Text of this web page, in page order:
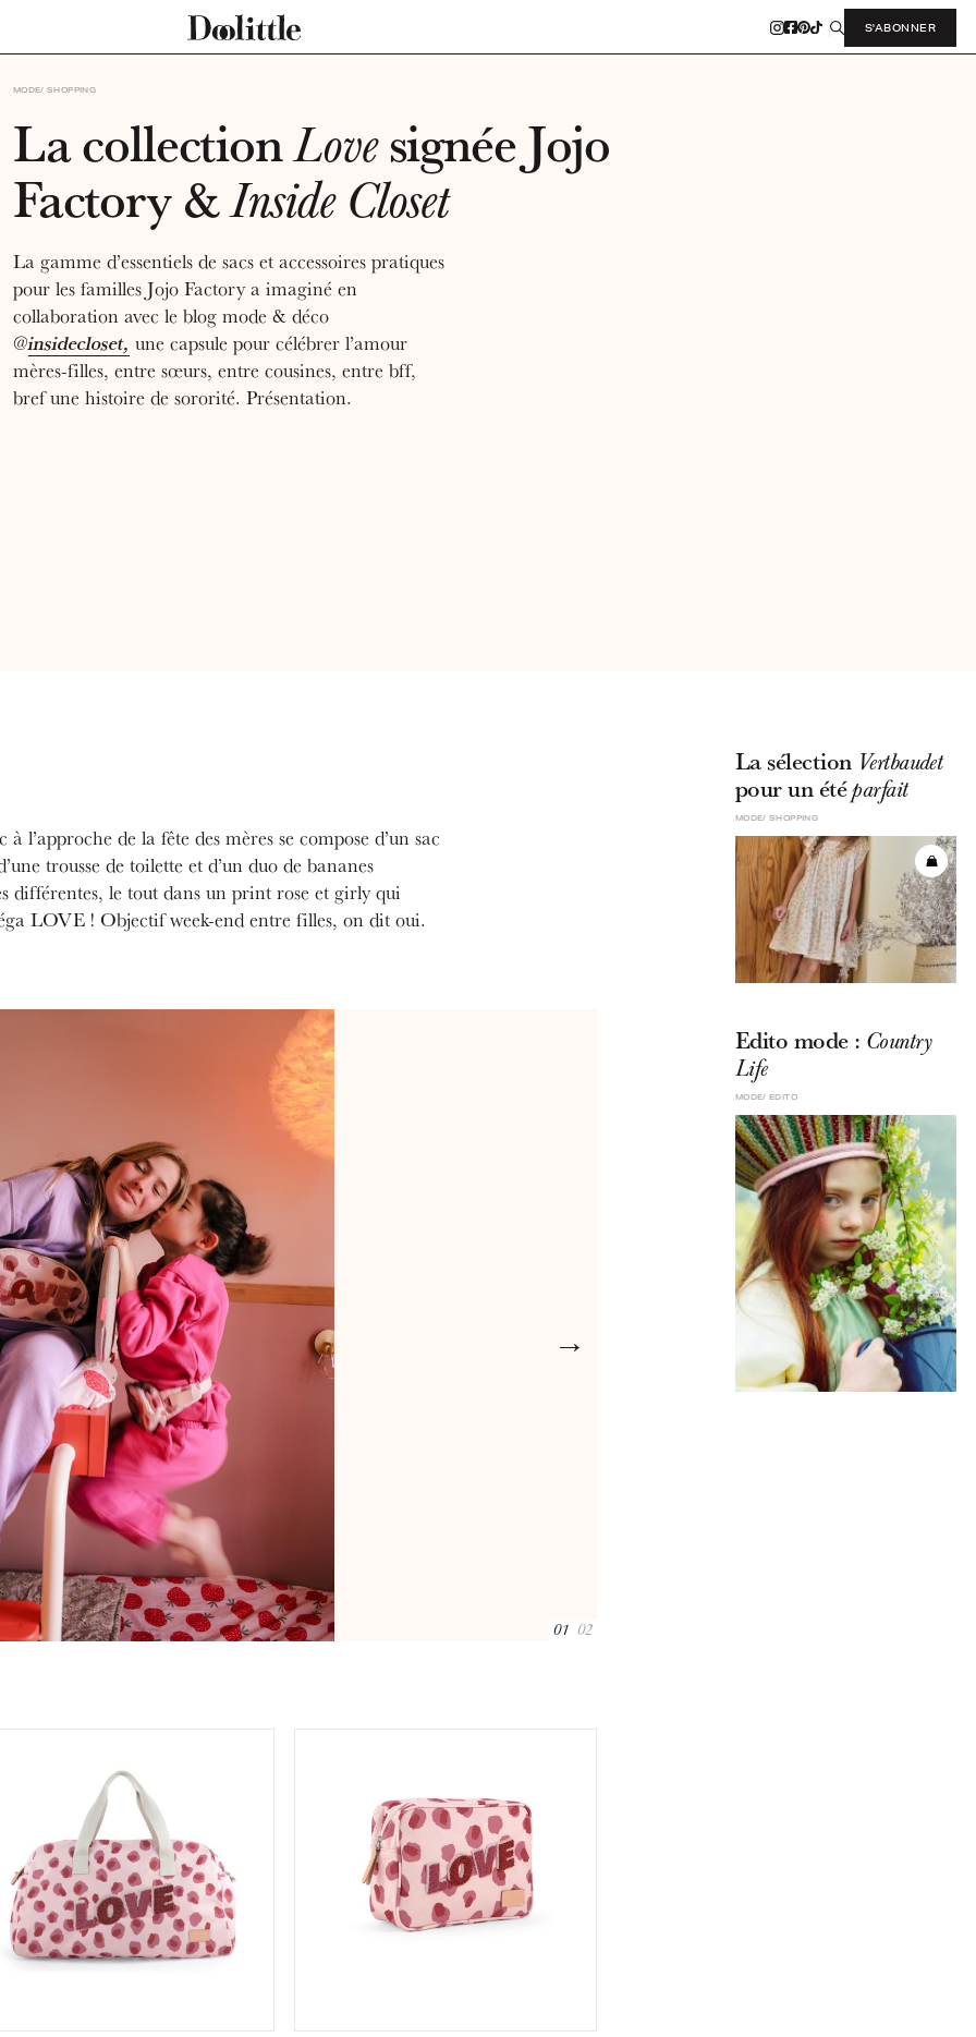
S'ABONNER
MODE SHOPPING
La collectionLovesignée Jojo
Factory &Inside Closet
La gamme d’essentiels de sacs et accessoires pratiques
pour les familles Jojo Factory a imaginé en
collaboration avec le blog mode & déco
@insidecloset, une capsule pour célébrer l’amour
mères-filles, entre sœurs, entre cousines, entre bff,
bref une histoire de sororité. Présentation.
l’approche de la fête des mères se compose d’un sac
trousse de toilette et d’un duo de bananes
différentes, le tout dans un print rose et girly qui
LOVE ! Objectif week-end entre filles, on dit oui.
→
01 02
La sélection Vertbaudet
pour un étéparfait
MODE SHOPPING
Edito mode : Country
Life
EDITO
MODE